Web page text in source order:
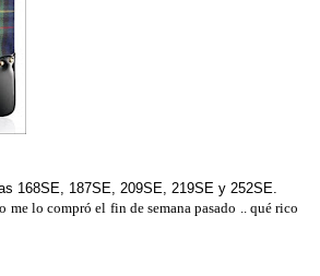
168SE, 187SE, 209SE, 219SE y 252SE.
lo compró el fin de semana pasado .. qué rico